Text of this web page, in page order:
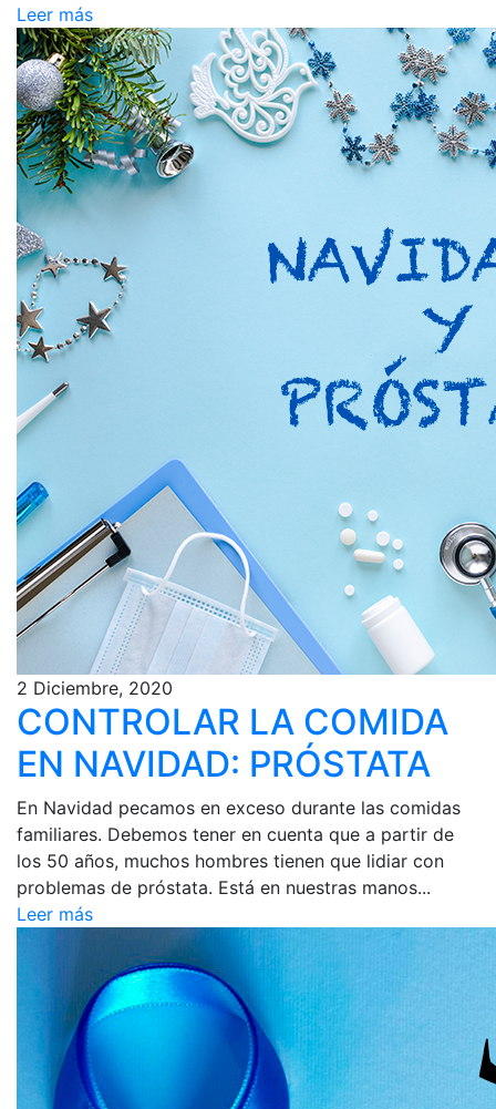
Leer más
2 Diciembre, 2020
CONTROLAR LA COMIDA
EN NAVIDAD: PRÓSTATA
En Navidad pecamos en exceso durante las comidas
familiares. Debemos tener en cuenta que a partir de
los 50 años, muchos hombres tienen que lidiar con
problemas de próstata. Está en nuestras manos...
Leer más